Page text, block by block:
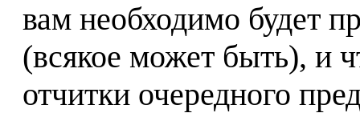
вам необходимо будет
(всякое может быть), и
отчитки очередного